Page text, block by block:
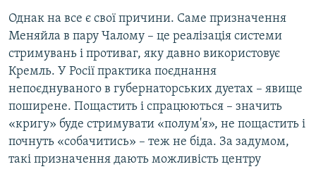
Однак на все є свої причини. Саме призначення
Меняйла в пару Чалому – це реалізація системи
стримувань і противаг, яку давно використовує
Кремль. У Росії практика поєднання
непоєднуваного в губернаторських дуетах – явище
поширене. Пощастить і спрацюються – значить
«кригу» буде стримувати «полум'я», не пощастить і
почнуть «собачитись» – теж не біда. За задумом,
такі призначення дають можливість центру